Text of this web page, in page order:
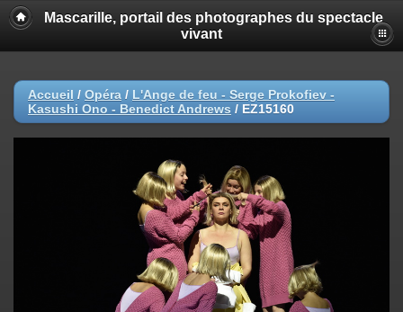
Mascarille, portail des photographes du spectacle
vivant
Accueil / Opéra / L'Ange de feu - Serge Prokofiev -
Kasushi Ono - Benedict Andrews / EZ15160